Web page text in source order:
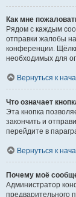
Как мне
Рядом с каждым
отправки жалобы
конференции.
необходимых для
Вернуться к
Что означает
Эта кнопка
закончить и
перейдите в
Вернуться к
Почему моё
Администратор
предварительного